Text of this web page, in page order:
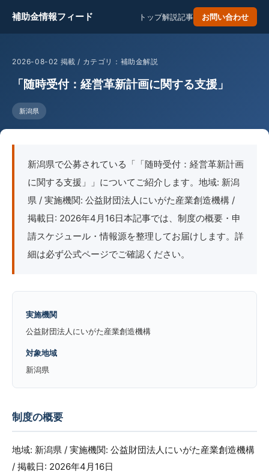
補助金情報フィード トップ解説記事 お問い合わせ
2026-08-02 掲載 / カテゴリ：補助金解説
「随時受付：経営革新計画に関する支援」
新潟県
新潟県で公募されている「「随時受付：経営革新計画
に関する支援」」についてご紹介します。地域: 新潟
県 / 実施機関: 公益財団法人にいがた産業創造機構 /
掲載日: 2026年4月16日本記事では、制度の概要・申
請スケジュール・情報源を整理してお届けします。詳
細は必ず公式ページでご確認ください。
実施機関
公益財団法人にいがた産業創造機構
対象地域
新潟県
制度の概要
地域: 新潟県 / 実施機関: 公益財団法人にいがた産業創造機構
/ 掲載日: 2026年4月16日